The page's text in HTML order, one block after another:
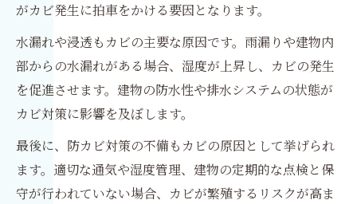
がカビ発生に拍車をかける要因となります。
水漏れや浸透もカビの主要な原因です。雨漏りや建物内
部からの水漏れがある場合、湿度が上昇し、カビの発生
を促進させます。建物の防水性や排水システムの状態が
カビ対策に影響を及ぼします。
最後に、防カビ対策の不備もカビの原因として挙げられ
ます。適切な通気や湿度管理、建物の定期的な点検と保
守が行われていない場合、カビが繁殖するリスクが高ま